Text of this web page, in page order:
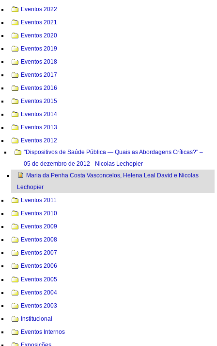
Eventos 2022
Eventos 2021
Eventos 2020
Eventos 2019
Eventos 2018
Eventos 2017
Eventos 2016
Eventos 2015
Eventos 2014
Eventos 2013
Eventos 2012
"Dispositivos de Saúde Pública — Quais as Abordagens Críticas?" –
05 de dezembro de 2012 - Nicolas Lechopier
Maria da Penha Costa Vasconcelos, Helena Leal David e Nicolas
Lechopier
Eventos 2011
Eventos 2010
Eventos 2009
Eventos 2008
Eventos 2007
Eventos 2006
Eventos 2005
Eventos 2004
Eventos 2003
Institucional
Eventos Internos